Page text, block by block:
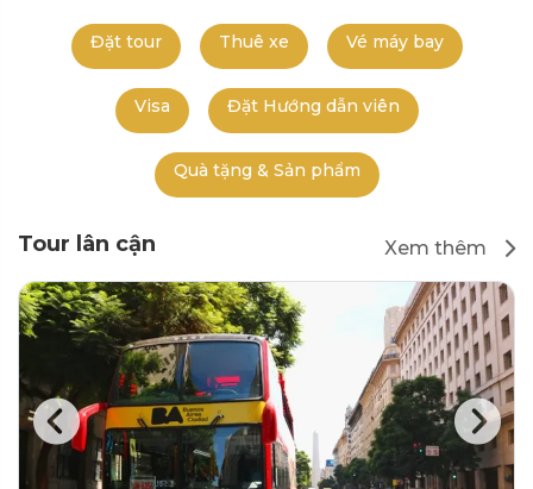
Đặt tour Thuê xe Vé máy bay
Visa Đặt Hướng dẫn viên
Quà tặng & Sản phẩm
Tour lân cận Xem thêm